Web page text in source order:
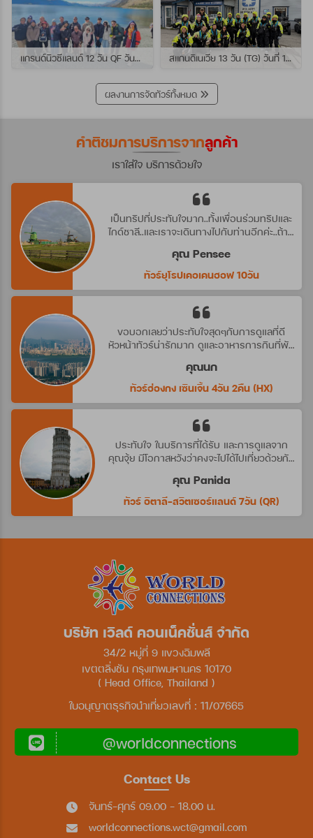
แกรนด์นิวซีแลนด์ 12 วัน QF วันที่ 22 กรกฎาคม - 3 สิงหาคม 2569 เดินทางกับไกด์พี่โจ้ สแกนดิเนเวีย 13 วัน (TG) วันที่ 10-22 กรกฏาคม 2569 เดินทางกับไกด์พี่เต้ย
ผลงานการจัดทัวร์ทั้งหมด
คำติชมการบริการจากลูกค้า
เราใส่ใจ บริการด้วยใจ
เป็นทริปที่ประทับใจมาก..ทั้งเพื่อนร่วมทริปและ
ไกด์ชาลี..และเราจะเดินทางไปกับท่านอีกค่ะ..ถ้ามี
คุณ Pensee
ทัวร์ยุโรปเคอเคนฮอฟ 10วัน
ขอบอกเลยว่าประทับใจสุดๆกับการดูแลที่ดี
หัวหน้าทัวร์น่ารักมาก ดูและอาหารการกินที่พัก
บริษัทนี้อีกค่ะ
คุณนก
ทัวร์ฮ่องกง เซินเจิ้น 4วัน 2คืน (HX)
ประทับใจ ในบริการที่ได้รับ และการดูแลจาก
คุณจุ้ย มีโอกาสหวังว่าคงจะไปได้ไปเที่ยวด้วยกัน
คุณ Panida
ทัวร์ อิตาลี-สวิตเซอร์แลนด์ 7วัน (QR)
บริษัท เวิลด์ คอนเน็คชั่นส์ จำกัด
34/2 หมู่ที่ 9 แขวงฉิมพลี
เขตตลิ่งชัน กรุงเทพมหานคร 10170
( Head Office, Thailand )
ใบอนุญาตธุรกิจนำเที่ยวเลขที่ : 11/07665
@worldconnections
Contact Us
จันทร์-ศุกร์ 09.00 - 18.00 น.
worldconnections.wct@gmail.com